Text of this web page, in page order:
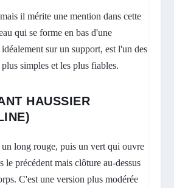
il mérite une mention dans cette
qui se forme en bas d'une
sur un support, est l'un des
simples et les plus fiables.
HAUSSIER
long rouge, puis un vert qui ouvre
le précédent mais clôture au-dessus
C'est une version plus modérée